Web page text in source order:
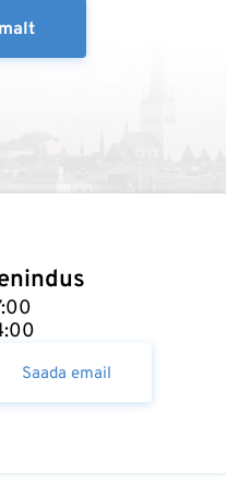
Saada email